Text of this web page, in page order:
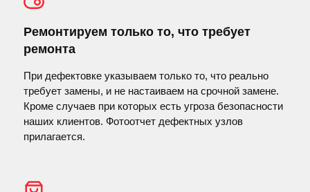
Ремонтируем только то, что требует
ремонта
При дефектовке указываем только то, что реально
требует замены, и не настаиваем на срочной замене.
Кроме случаев при которых есть угроза безопасности
наших клиентов. Фотоотчет дефектных узлов
прилагается.